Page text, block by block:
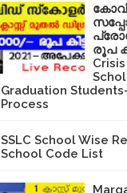
രൂപ
Graduation
Process
SSLC School Wise
School Code List